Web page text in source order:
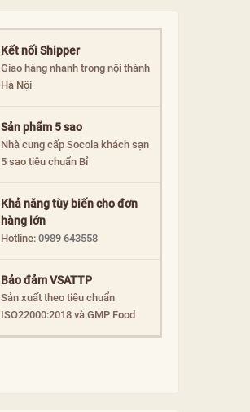
Kết nối Shipper
Giao hàng nhanh trong nội thành
Hà Nội
Sản phẩm 5 sao
Nhà cung cấp Socola khách sạn
5 sao tiêu chuẩn Bỉ
Khả năng tùy biến cho đơn
hàng lớn
Hotline: 0989 643558
Bảo đảm VSATTP
Sản xuất theo tiêu chuẩn
ISO22000:2018 và GMP Food